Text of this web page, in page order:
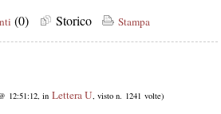
(0) Storico Stampa
12:51:12, in Lettera U, visto n. 1241 volte)